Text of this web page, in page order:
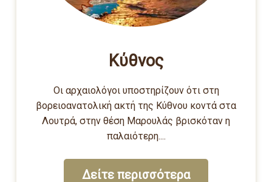
Κύθνος
Οι αρχαιολόγοι υποστηρίζουν ότι στη
βορειοανατολική ακτή της Κύθνου κοντά στα
Λουτρά, στην θέση Μαρουλάς βρισκόταν η
παλαιότερη....
Δείτε περισσότερα